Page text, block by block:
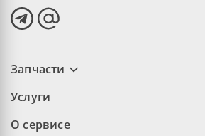
Запчасти
Услуги
О сервисе